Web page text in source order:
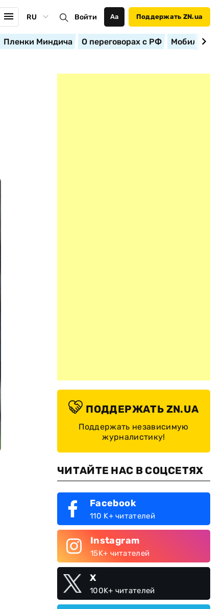
RU Войти Аа Поддержать ZN.ua
Пленки Миндича О переговорах с РФ
ПОДДЕРЖАТЬ ZN.UA
Поддержать независимую
журналистику!
ЧИТАЙТЕ НАС В СОЦСЕТЯХ
Facebook
110 K+ читателей
Instagram
15K+ читателей
X
100K+ читателей